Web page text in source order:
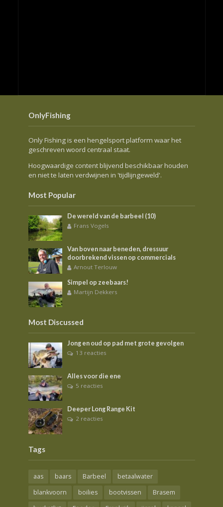
OnlyFishing
Only Fishing is een hengelsport platform waar het
geschreven woord centraal staat.
Hoogwaardige content blijvend beschikbaar houden
en niet te laten verdwijnen in 'tijdlijngeweld'.
Most Popular
De wereld van de barbeel (10)
Frans Vogels
Van boven naar beneden, dressuur
doorbrekend vissen op commercials
Arnout Terlouw
Simpel op zeebaars!
Martijn Dekkers
Most Discussed
Jong en oud op pad met grote gevolgen
13 reacties
Alles voor die ene
5 reacties
Deeper Long Range Kit
2 reacties
Tags
aas baars Barbeel
betaalwater
blankvoorn
boilies bootvissen
Brasem